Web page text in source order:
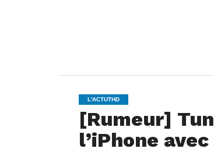
L'ACTUTHD
[Rumeur]
l’iPhone avec